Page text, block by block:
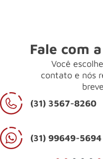
Fale com
Você
contato e nós
(31) 3567-8260
(31) 99649-5694